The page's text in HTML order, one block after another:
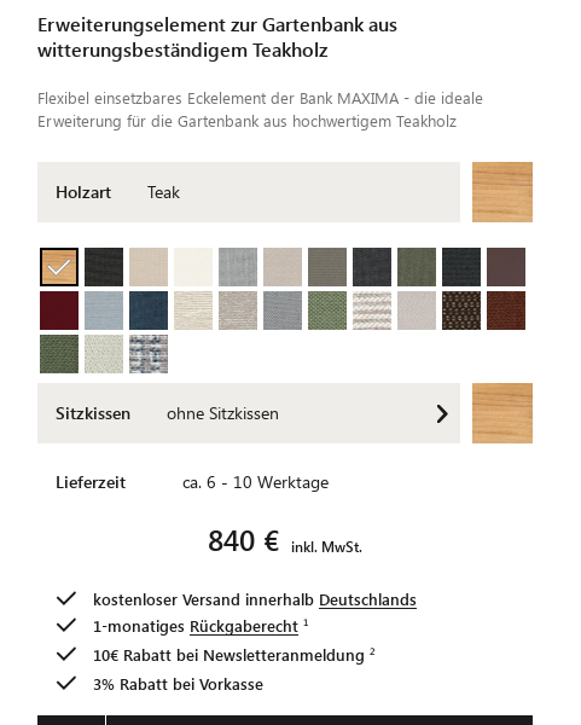
Erweiterungselement zur Gartenbank aus
witterungsbeständigem Teakholz
Flexibel einsetzbares Eckelement der Bank MAXIMA - die ideale
Erweiterung für die Gartenbank aus hochwertigem Teakholz
Holzart Teak
Sitzkissen ohne Sitzkissen
Lieferzeit ca. 6 - 10 Werktage
840 € inkl. MwSt.
kostenloser Versand innerhalb Deutschlands
1-monatiges Rückgaberecht
10€ Rabatt bei Newsletteranmeldung
3% Rabatt bei Vorkasse